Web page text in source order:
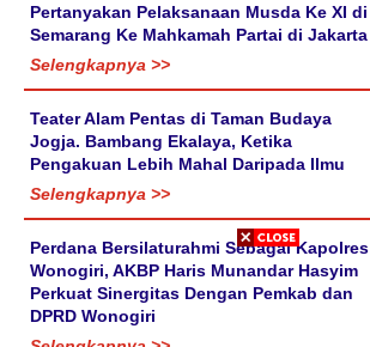
Pertanyakan Pelaksanaan Musda Ke XI di
Semarang Ke Mahkamah Partai di Jakarta
Selengkapnya >>
Teater Alam Pentas di Taman Budaya
Jogja. Bambang Ekalaya, Ketika
Pengakuan Lebih Mahal Daripada Ilmu
Selengkapnya >>
Perdana Bersilaturahmi Sebagai Kapolres
Wonogiri, AKBP Haris Munandar Hasyim
Perkuat Sinergitas Dengan Pemkab dan
DPRD Wonogiri